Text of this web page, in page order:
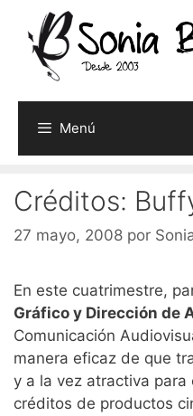
contenido
Menú
Créditos:
27 mayo, 2008 por
En este cuatrimestre,
Gráfico y Dirección de
Comunicación
manera eficaz de que
y a la vez atractiva
créditos de productos